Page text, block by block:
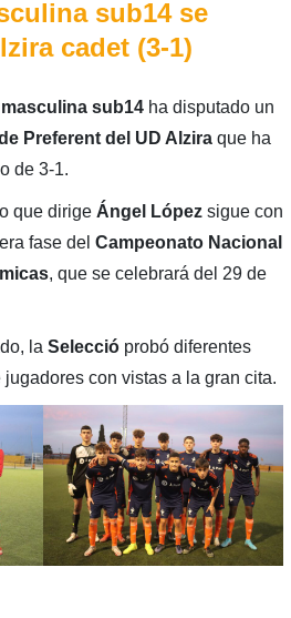
sub14 se
cadet (3-1)
sub14 ha disputado un
Preferent del UD Alziraque ha
de 3-1.
que dirige Ángel Lópezsigue con
fase del Campeonato Nacional
, que se celebrará del 29 de
la Seleccióprobó diferentes
con vistas a la gran cita.